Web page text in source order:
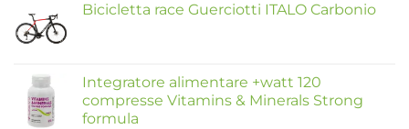
Bicicletta race Guerciotti ITALO Carbonio
Integratore alimentare +watt 120
compresse Vitamins & Minerals Strong
formula